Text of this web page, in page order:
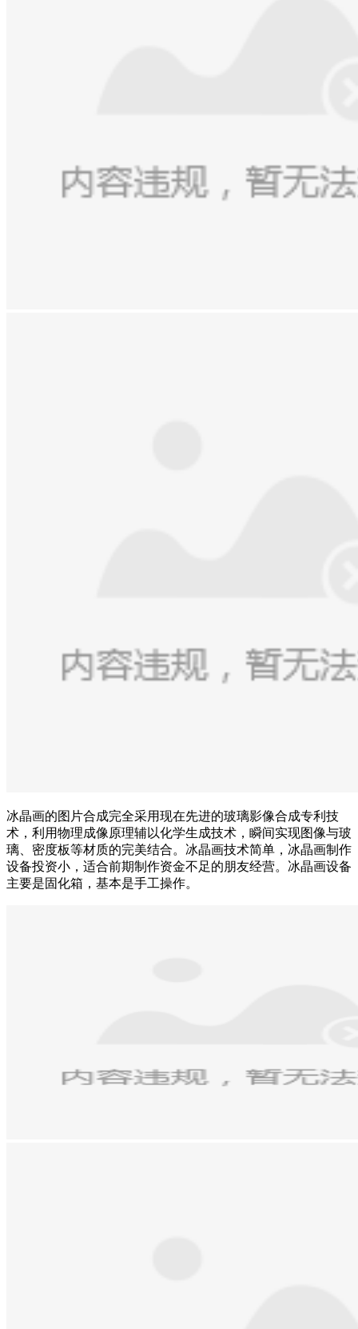
冰晶画的图片合成完全采用现在先进的玻璃影像合成专利技
术，利用物理成像原理辅以化学生成技术，瞬间实现图像与玻
璃、密度板等材质的完美结合。冰晶画技术简单，冰晶画制作
设备投资小，适合前期制作资金不足的朋友经营。冰晶画设备
主要是固化箱，基本是手工操作。